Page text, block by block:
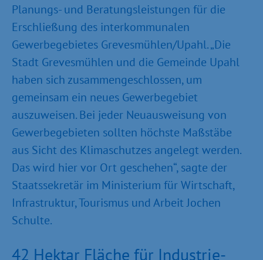
Planungs- und Beratungsleistungen für die
Erschließung des interkommunalen
Gewerbegebietes Grevesmühlen/Upahl. „Die
Stadt Grevesmühlen und die Gemeinde Upahl
haben sich zusammengeschlossen, um
gemeinsam ein neues Gewerbegebiet
auszuweisen. Bei jeder Neuausweisung von
Gewerbegebieten sollten höchste Maßstäbe
aus Sicht des Klimaschutzes angelegt werden.
Das wird hier vor Ort geschehen“, sagte der
Staatssekretär im Ministerium für Wirtschaft,
Infrastruktur, Tourismus und Arbeit Jochen
Schulte.
42 Hektar Fläche für Industrie-